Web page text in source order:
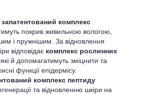
запатентований комплекс
покрив живильною вологою,
і пружнішим. За відновлення
відповідає комплекс рослинних
, які й допомагатимуть зміцнити та
функції епідермісу.
комплекс пептиду
та відновленню шкіри на